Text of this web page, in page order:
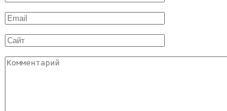
Email
Сайт
Комментарий